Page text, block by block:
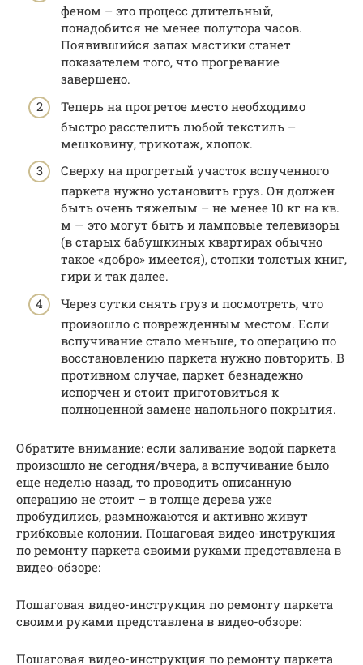
феном – это процесс длительный,
понадобится не менее полутора часов.
Появившийся запах мастики станет
показателем того, что прогревание
завершено.
Теперь на прогретое место необходимо
быстро расстелить любой текстиль –
мешковину, трикотаж, хлопок.
Сверху на прогретый участок вспученного
паркета нужно установить груз. Он должен
быть очень тяжелым – не менее 10 кг на кв.
м — это могут быть и ламповые телевизоры
(в старых бабушкиных квартирах обычно
такое «добро» имеется), стопки толстых книг,
гири и так далее.
Через сутки снять груз и посмотреть, что
произошло с поврежденным местом. Если
вспучивание стало меньше, то операцию по
восстановлению паркета нужно повторить. В
противном случае, паркет безнадежно
испорчен и стоит приготовиться к
полноценной замене напольного покрытия.
Обратите внимание: если заливание водой паркета
произошло не сегодня/вчера, а вспучивание было
еще неделю назад, то проводить описанную
операцию не стоит – в толще дерева уже
пробудились, размножаются и активно живут
грибковые колонии. Пошаговая видео-инструкция
по ремонту паркета своими руками представлена в
видео-обзоре:
Пошаговая видео-инструкция по ремонту паркета
своими руками представлена в видео-обзоре:
Пошаговая видео-инструкция по ремонту паркета